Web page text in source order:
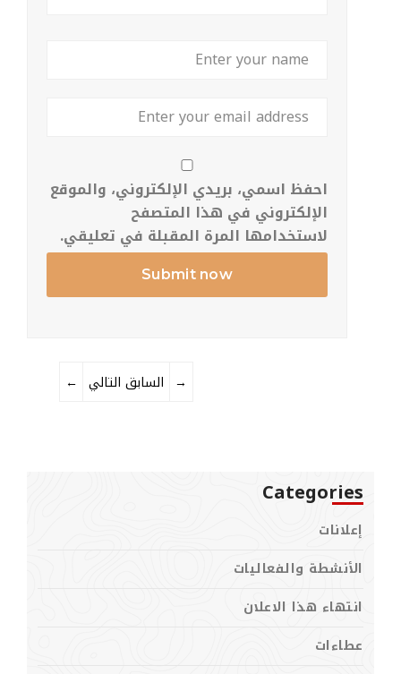
احفظ اسمي، بريدي الإلكتروني، والموقع
الإلكتروني في هذا المتصفح
لاستخدامها المرة المقبلة في تعليقي.
← السابق →
Categories
إعلانات
الأنشطة والفعاليات
انتهاء هذا الاعلان
عطاءات